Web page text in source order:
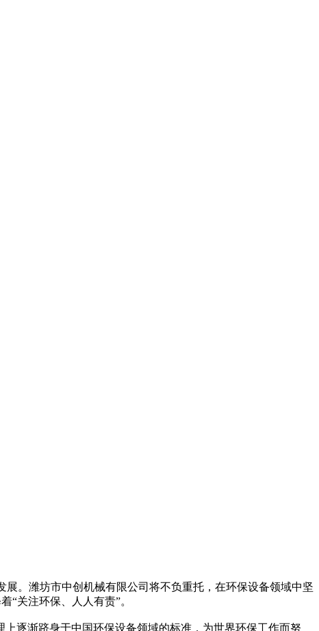
。潍坊市中创机械有限公司将不负重托，在环保设备领域中坚
“关注环保、人人有责”。
逐渐跻身于中国环保设备领域的标准，为世界环保工作而努